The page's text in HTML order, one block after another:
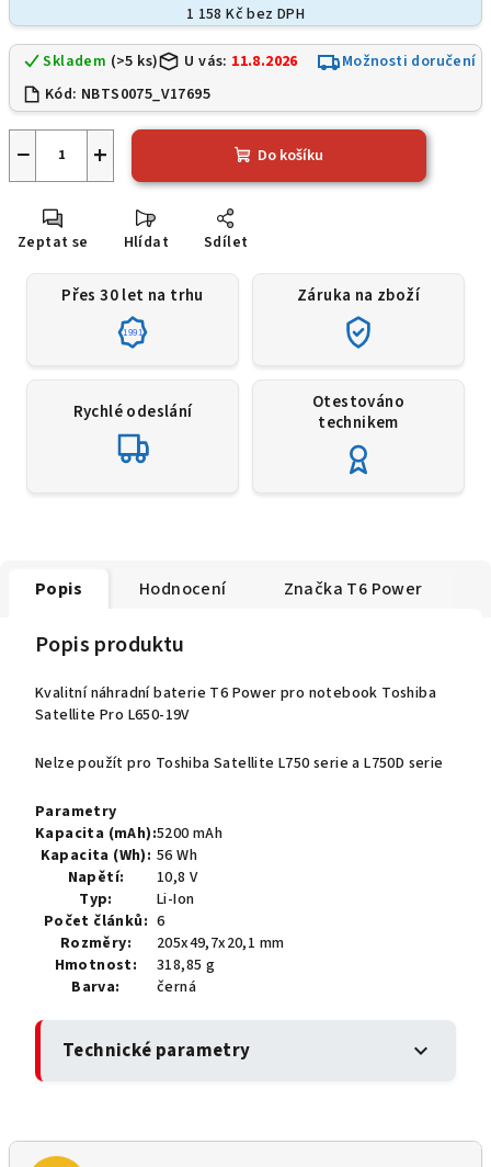
1 158 Kč bez DPH
Skladem (>5 ks) U vás: 11.8.2026
Možnosti doručení
Kód: NBTS0075_V17695
+
− Do košíku
Zeptat se Hlídat Sdílet
Přes 30 let na trhu
1991
Záruka na zboží
Rychlé odeslání
Otestováno
technikem
Popis Hodnocení Značka T6 Power
Popis produktu
Kvalitní náhradní baterie T6 Power pro notebook Toshiba
Satellite Pro L650-19V
Nelze použít pro Toshiba Satellite L750 serie a L750D serie
Parametry
Kapacita (mAh):5200 mAh
Kapacita (Wh): 56 Wh
Napětí:
10,8 V
Typ:
Li-Ion
Počet článků: 6
Rozměry:
205x49,7x20,1 mm
Hmotnost:
318,85 g
Barva:
černá
Technické parametry expand_more